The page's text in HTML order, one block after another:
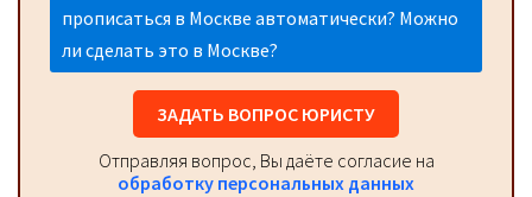
прописаться в Москве автоматически? Можно
ли сделать это в Москве?
ЗАДАТЬ ВОПРОС ЮРИСТУ
Отправляя вопрос, Вы даёте согласие на
обработку персональных данных